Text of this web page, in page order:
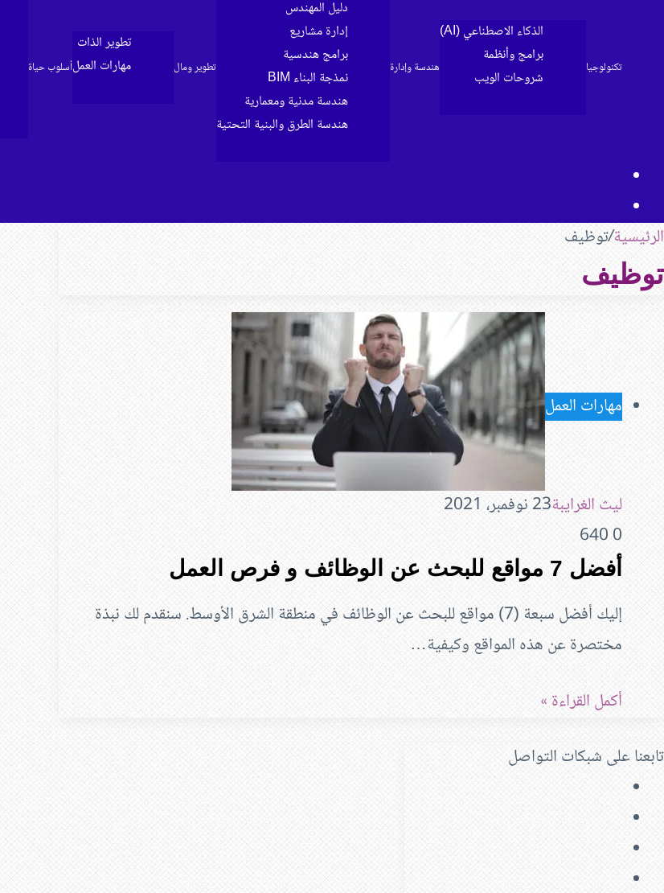
الرئيسية
تكنولوجيا
الذكاء الاصطناعي (AI)
برامج وأنظمة
شروحات الويب
هندسة وإدارة
دليل المهندس
إدارة مشاريع
برامج هندسية
نمذجة البناء BIM
هندسة مدنية ومعمارية
هندسة الطرق والبنية التحتية
تطوير ومال
تطوير الذات
مهارات العملأسلوب حياة
عنالرئيسية/توظيف
توظيف
مهارات العمل
ليث الغرايبة23 نوفمبر، 2021
0
أفضل 7 مواقع للبحث عن الوظائف و فرص العمل
إليك أفضل سبعة (7) مواقع للبحث عن الوظائف في منطقة الشرق الأوسط. سنقدم لك نبذة
مختصرة عن هذه المواقع وكيفية…
أكمل القراءة »
تابعنا على شبكات التواصل